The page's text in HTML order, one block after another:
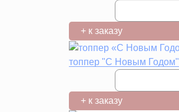
+ к заказу
топпер "С Новым Годом"
+ к заказу